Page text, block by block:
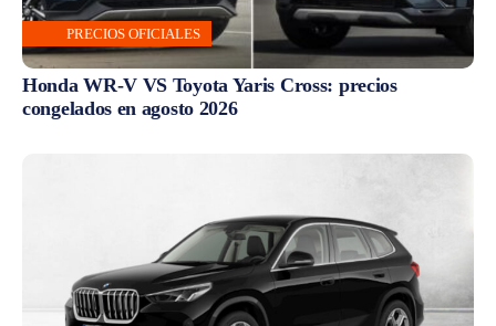
PRECIOS OFICIALES
Honda WR-V VS Toyota Yaris Cross: precios
congelados en agosto 2026